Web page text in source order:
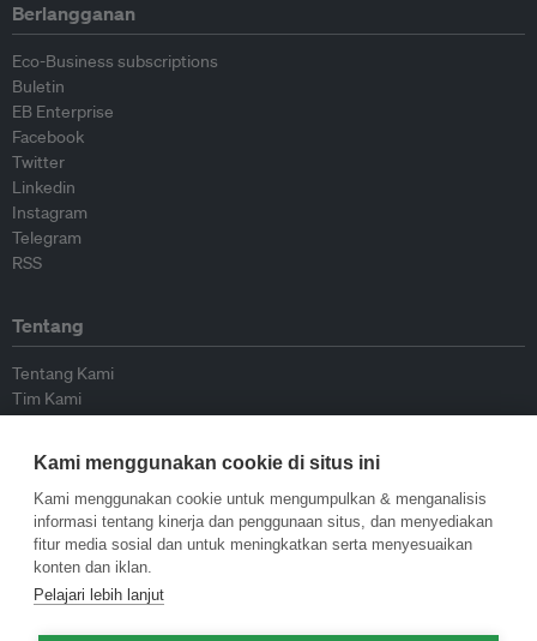
Berlangganan
Eco-Business subscriptions
Buletin
EB Enterprise
Facebook
Twitter
Linkedin
Instagram
Telegram
RSS
Tentang
Tentang Kami
Tim Kami
Kontributor
Hubungi Kami
Kebijakan
Pedoman Penerbitan Ulang
Pedoman Op-ed
Kami menggunakan cookie di situs ini
Kami menggunakan cookie untuk mengumpulkan & menganalisis
informasi tentang kinerja dan penggunaan situs, dan menyediakan
fitur media sosial dan untuk meningkatkan serta menyesuaikan
konten dan iklan.
Pelajari lebih lanjut